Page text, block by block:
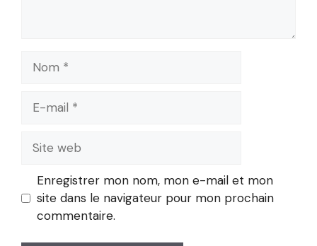
mail
Site
web
Enregistrer mon nom, mon e-mail et mon
site dans le navigateur pour mon prochain
commentaire.